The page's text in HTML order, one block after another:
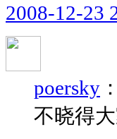
2008-12-23
poersky ：
不晓得